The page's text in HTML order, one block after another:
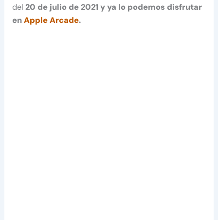
del20 de julio de 2021 y ya lo podemos disfrutar
enApple Arcade.